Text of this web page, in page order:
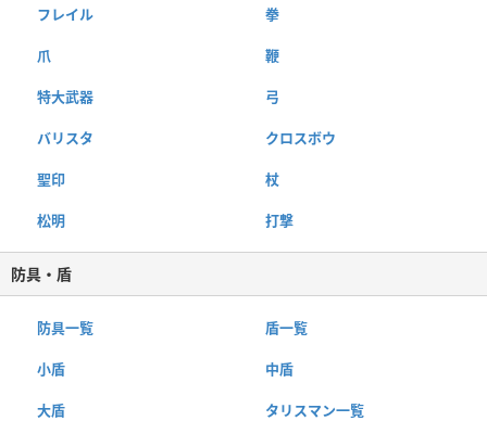
フレイル 拳
爪 鞭
特大武器 弓
バリスタ クロスボウ
聖印 杖
松明 打撃
防具・盾
防具一覧 盾一覧
小盾 中盾
大盾 タリスマン一覧